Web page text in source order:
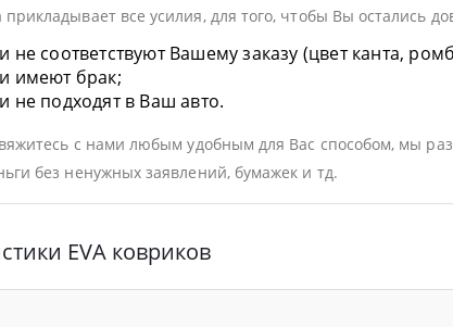
все усилия, для того, чтобы Вы остались
не соответствуют Вашему заказу (цвет канта,
имеют брак;
не подходят в Ваш авто.
с нами любым удобным для Вас способом, мы
без ненужных заявлений, бумажек и тд.
EVA ковриков